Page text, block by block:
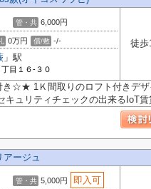
管・共 6,000円
0万円 償/敷 -/-
」駅
丁目１６-３０
徒歩
☆★ 1Ｋ間取りのロフト付きデ
キュリティチェックの出来るIoT
アージュ
管・共 5,000円 即入可